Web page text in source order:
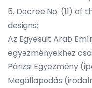
5. Decree No. (11) of
designs;
Az Egyesült Arab
egyezményekhez
Párizsi Egyezmény
Megállapodás